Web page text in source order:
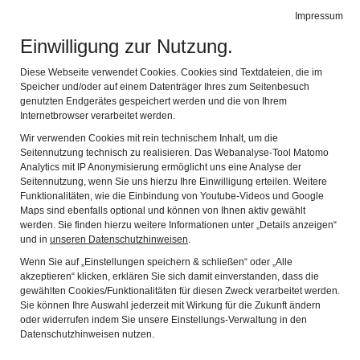
Impressum
Einwilligung zur Nutzung.
Diese Webseite verwendet Cookies. Cookies sind Textdateien, die im
Speicher und/oder auf einem Datenträger Ihres zum Seitenbesuch
genutzten Endgerätes gespeichert werden und die von Ihrem
Internetbrowser verarbeitet werden.
Wir verwenden Cookies mit rein technischem Inhalt, um die
Seitennutzung technisch zu realisieren. Das Webanalyse-Tool Matomo
Analytics mit IP Anonymisierung ermöglicht uns eine Analyse der
Seitennutzung, wenn Sie uns hierzu Ihre Einwilligung erteilen. Weitere
Funktionalitäten, wie die Einbindung von Youtube-Videos und Google
Maps sind ebenfalls optional und können von Ihnen aktiv gewählt
werden. Sie finden hierzu weitere Informationen unter „Details anzeigen“
und in unseren Datenschutzhinweisen.
Wenn Sie auf „Einstellungen speichern & schließen“ oder „Alle
akzeptieren“ klicken, erklären Sie sich damit einverstanden, dass die
gewählten Cookies/Funktionalitäten für diesen Zweck verarbeitet werden.
Sie können Ihre Auswahl jederzeit mit Wirkung für die Zukunft ändern
oder widerrufen indem Sie unsere Einstellungs-Verwaltung in den
Datenschutzhinweisen nutzen.
VORTRÄGE IM
ZEHENTSTADEL
Montag, 19. März 2018 um 19.30 im Zehentstadel
Theater-Gastspiel aus Leipzig „Der Keil – Zirkus der
sieben Sensationen“
Dem jungen und jung gebliebenen Publikum ist die